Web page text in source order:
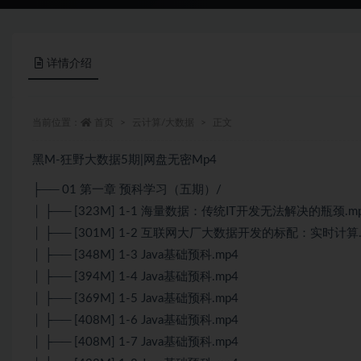
详情介绍
黑M-狂野大数据5期|网盘无密Mp4
├── 01 第一章 预科学习（五期）/
│ ├── [323M] 1-1 海量数据：传统IT开发无法解决的瓶颈
│ ├── [301M] 1-2 互联网大厂大数据开发的标配：实时计算
│ ├── [348M] 1-3 Java基础预科.mp4
│ ├── [394M] 1-4 Java基础预科.mp4
│ ├── [369M] 1-5 Java基础预科.mp4
│ ├── [408M] 1-6 Java基础预科.mp4
│ ├── [408M] 1-7 Java基础预科.mp4